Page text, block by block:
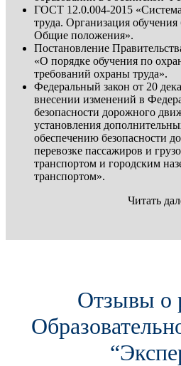
ГОСТ 12.0.004-2015 «Система
труда. Организация обучения
Общие положения».
Постановление
«О порядке обучения по
требований охраны труда».
Федеральный закон от 20
внесении изменений в
безопасности дорожного
установления
обеспечению безопасности
перевозке пассажиров и
транспортом и городским
транспортом».
Читать
Отзывы о